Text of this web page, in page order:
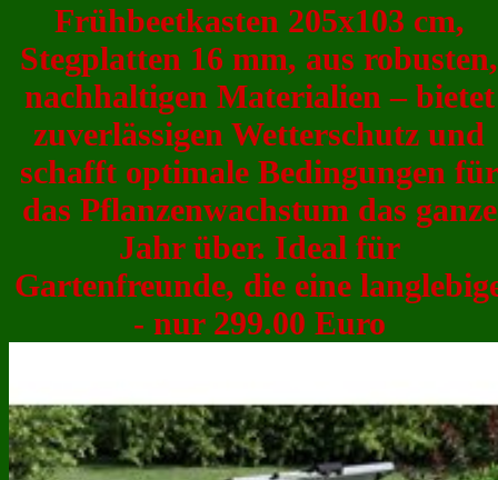
Frühbeetkasten 205x103 cm,
Stegplatten 16 mm, aus robusten,
nachhaltigen Materialien – bietet
zuverlässigen Wetterschutz und
schafft optimale Bedingungen für
das Pflanzenwachstum das ganze
Jahr über. Ideal für
Gartenfreunde, die eine
- nur 299.00 Euro